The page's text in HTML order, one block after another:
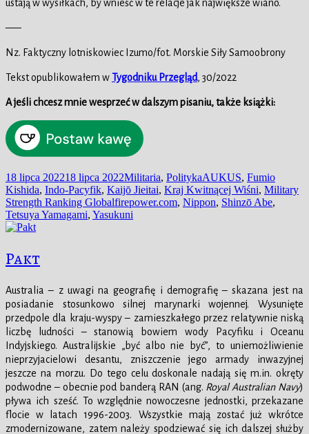
ustają w wysiłkach, by wnieść w te relacje jak największe wiano.
—–
Nz. Faktyczny lotniskowiec Izumo/fot. Morskie Siły Samoobrony
Tekst opublikowałem wTygodniku Przegląd, 30/2022
A jeśli chcesz mnie wesprzeć w dalszym pisaniu, także książki:
Data
publikacji
18 lipca 202218 lipca 2022Kategorie
Militaria, PolitykaTagi
AUKUS, Fumio
Kishida, Indo-Pacyfik, Kaijō Jieitai, Kraj Kwitnącej Wiśni, Military
Strength Ranking Globalfirepower.com, Nippon, Shinzō Abe,
Tetsuya Yamagami, Yasukuni
Pakt
Australia – z uwagi na geografię i demografię – skazana jest na
posiadanie stosunkowo silnej marynarki wojennej. Wysunięte
przedpole dla kraju-wyspy – zamieszkałego przez relatywnie niską
liczbę ludności – stanowią bowiem wody Pacyfiku i Oceanu
Indyjskiego. Australijskie „być albo nie być”, to uniemożliwienie
nieprzyjacielowi desantu, zniszczenie jego armady inwazyjnej
jeszcze na morzu. Do tego celu doskonale nadają się m.in. okręty
podwodne – obecnie pod banderą RAN (ang. Royal Australian Navy)
pływa ich sześć. To względnie nowoczesne jednostki, przekazane
flocie w latach 1996-2003. Wszystkie mają zostać już wkrótce
zmodernizowane, zatem należy spodziewać się ich dalszej służby